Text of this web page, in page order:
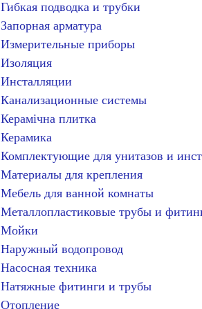
Гибкая подводка и трубки
Запорная арматура
Измерительные приборы
Изоляция
Инсталляции
Канализационные системы
Керамічна плитка
Керамика
Комплектующие для унитазов и
Материалы для крепления
Мебель для ванной комнаты
Металлопластиковые трубы и
Мойки
Наружный водопровод
Насосная техника
Натяжные фитинги и трубы
Отопление